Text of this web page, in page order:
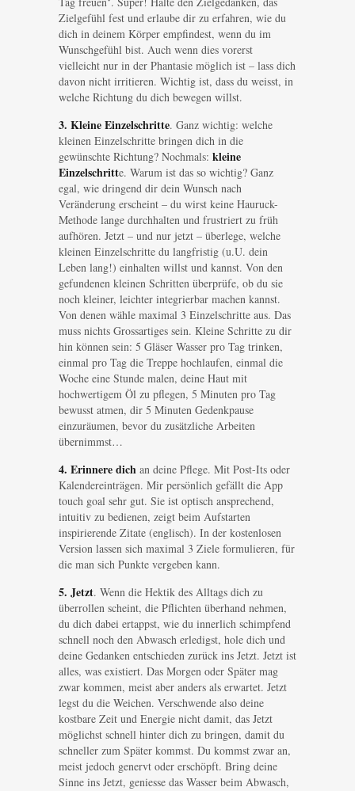
Zielgefühl fest und erlaube dir zu erfahren, wie du
dich in deinem Körper empfindest, wenn du im
Wunschgefühl bist. Auch wenn dies vorerst
vielleicht nur in der Phantasie möglich ist – lass dich
davon nicht irritieren. Wichtig ist, dass du weisst, in
welche Richtung du dich bewegen willst.
3. Kleine Einzelschritte. Ganz wichtig: welche
kleinen Einzelschritte bringen dich in die
gewünschte Richtung? Nochmals: kleine
Einzelschritte. Warum ist das so wichtig? Ganz
egal, wie dringend dir dein Wunsch nach
Veränderung erscheint – du wirst keine Hauruck-
Methode lange durchhalten und frustriert zu früh
aufhören. Jetzt – und nur jetzt – überlege, welche
kleinen Einzelschritte du langfristig (u.U. dein
Leben lang!) einhalten willst und kannst. Von den
gefundenen kleinen Schritten überprüfe, ob du sie
noch kleiner, leichter integrierbar machen kannst.
Von denen wähle maximal 3 Einzelschritte aus. Das
muss nichts Grossartiges sein. Kleine Schritte zu dir
hin können sein: 5 Gläser Wasser pro Tag trinken,
einmal pro Tag die Treppe hochlaufen, einmal die
Woche eine Stunde malen, deine Haut mit
hochwertigem Öl zu pflegen, 5 Minuten pro Tag
bewusst atmen, dir 5 Minuten Gedenkpause
einzuräumen, bevor du zusätzliche Arbeiten
übernimmst…
4. Erinnere dich an deine Pflege. Mit Post-Its oder
Kalendereinträgen. Mir persönlich gefällt die App
touch goal sehr gut. Sie ist optisch ansprechend,
intuitiv zu bedienen, zeigt beim Aufstarten
inspirierende Zitate (englisch). In der kostenlosen
Version lassen sich maximal 3 Ziele formulieren, für
die man sich Punkte vergeben kann.
5. Jetzt. Wenn die Hektik des Alltags dich zu
überrollen scheint, die Pflichten überhand nehmen,
du dich dabei ertappst, wie du innerlich schimpfend
schnell noch den Abwasch erledigst, hole dich und
deine Gedanken entschieden zurück ins Jetzt. Jetzt ist
alles, was existiert. Das Morgen oder Später mag
zwar kommen, meist aber anders als erwartet. Jetzt
legst du die Weichen. Verschwende also deine
kostbare Zeit und Energie nicht damit, das Jetzt
möglichst schnell hinter dich zu bringen, damit du
schneller zum Später kommst. Du kommst zwar an,
meist jedoch genervt oder erschöpft. Bring deine
Sinne ins Jetzt, geniesse das Wasser beim Abwasch,